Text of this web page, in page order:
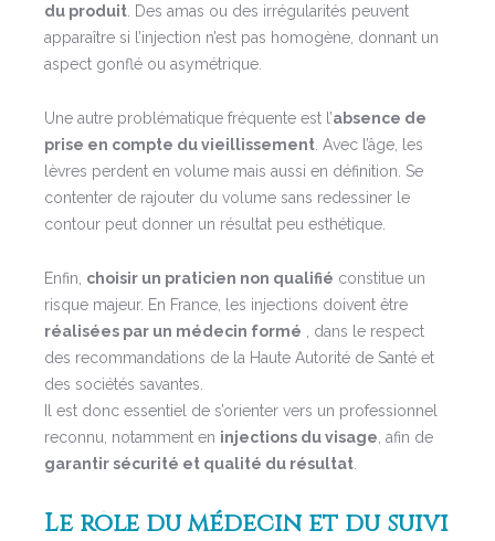
du produit . Des amas ou des irrégularités peuvent
apparaître si l’injection n’est pas homogène, donnant un
aspect gonflé ou asymétrique.
Une autre problématique fréquente est l’absence de
prise en compte du vieillissement . Avec l’âge, les
lèvres perdent en volume mais aussi en définition. Se
contenter de rajouter du volume sans redessiner le
contour peut donner un résultat peu esthétique.
Enfin, choisir un praticien non qualifié constitue un
risque majeur. En France, les injections doivent être
réalisées par un médecin formé , dans le respect
des recommandations de la Haute Autorité de Santé et
des sociétés savantes.
Il est donc essentiel de s’orienter vers un professionnel
reconnu, notamment en injections du visage , afin de
garantir sécurité et qualité du résultat
Le rôle du médecin et du suivi